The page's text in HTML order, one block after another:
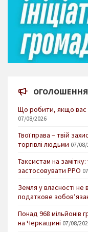
ОГОЛОШЕННЯ
Що робити, якщо вас
07/08/2026
Твої права – твій
торгівлі людьми 07/
Таксистам на
застосовувати РРО
Земля у власності не
податкове
Понад 968 мільйонів
на Черкащині 07/08/